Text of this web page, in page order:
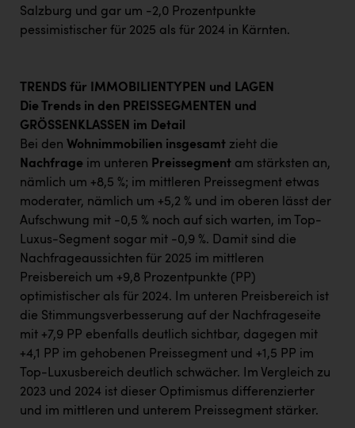
Salzburg und gar um -2,0 Prozentpunkte
pessimistischer für 2025 als für 2024 in Kärnten.
TRENDS für IMMOBILIENTYPEN und LAGEN
Die Trends in den PREISSEGMENTEN und
GRÖSSENKLASSEN im Detail
Bei den Wohnimmobilien insgesamt zieht die
Nachfrage im unteren Preissegment am stärksten an,
nämlich um +8,5 %; im mittleren Preissegment etwas
moderater, nämlich um +5,2 % und im oberen lässt der
Aufschwung mit -0,5 % noch auf sich warten, im Top-
Luxus-Segment sogar mit -0,9 %. Damit sind die
Nachfrageaussichten für 2025 im mittleren
Preisbereich um +9,8 Prozentpunkte (PP)
optimistischer als für 2024. Im unteren Preisbereich ist
die Stimmungsverbesserung auf der Nachfrageseite
mit +7,9 PP ebenfalls deutlich sichtbar, dagegen mit
+4,1 PP im gehobenen Preissegment und +1,5 PP im
Top-Luxusbereich deutlich schwächer. Im Vergleich zu
2023 und 2024 ist dieser Optimismus differenzierter
und im mittleren und unterem Preissegment stärker.